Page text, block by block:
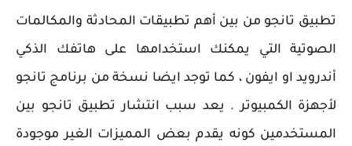
تطبيق تانجو من بين أهم تطبيقات المحادثة والمكالمات
الصوتية التي يمكنك استخدامها على هاتفك الذكي
أندرويد او ايفون ، كما توجد ايضا نسخة من برنامج تانجو
لأجهزة الكمبيوتر . يعد سبب انتشار تطبيق تانجو بين
المستخدمين كونه يقدم بعض المميزات الغير موجودة